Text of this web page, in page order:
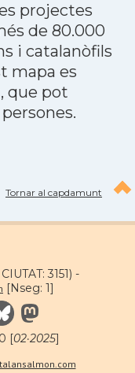
projectes
de 80.000
i catalanòfils
mapa es
que pot
Tornar al capdamunt
3151) -
[Nseg: 1]
[02·2025]